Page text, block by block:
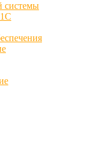
системы